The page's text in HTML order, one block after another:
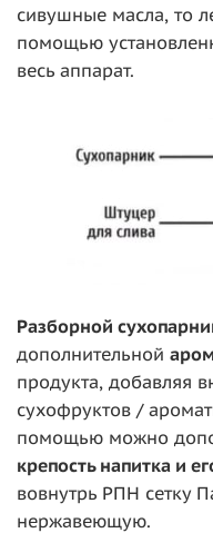
сивушные масла, то
помощью
весь аппарат.
Разборной
дополнительной
продукта, добавляя
сухофруктов /
помощью можно
крепость напитка и
вовнутрь РПН сетку
нержавеющую.